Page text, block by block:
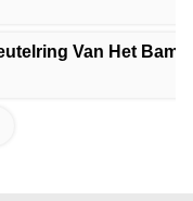
Van Het